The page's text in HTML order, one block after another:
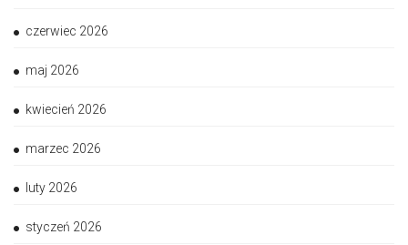
czerwiec 2026
maj 2026
kwiecień 2026
marzec 2026
luty 2026
styczeń 2026